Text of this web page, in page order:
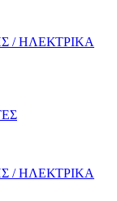
/ ΗΛΕΚΤΡΙΚΑ
/ ΗΛΕΚΤΡΙΚΑ